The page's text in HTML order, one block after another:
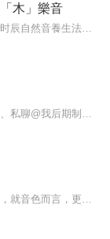
木」樂音